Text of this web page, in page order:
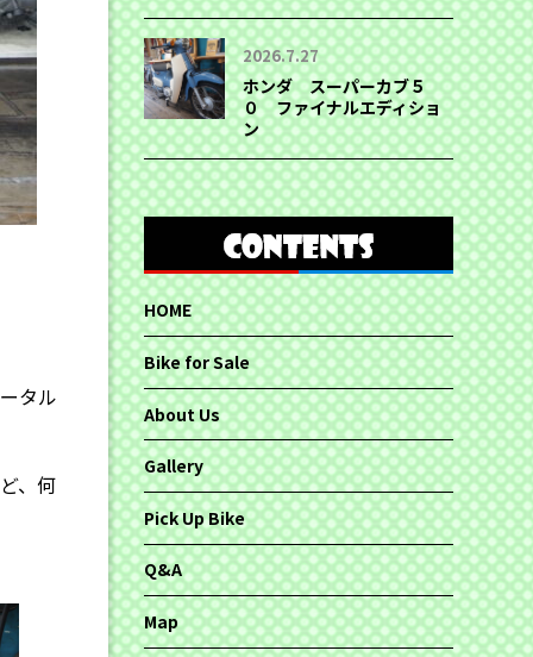
タル
、何
2026.7.27
ホンダ スーパーカブ５
０ ファイナルエディショ
ン
HOME
Bike for Sale
About Us
Gallery
Pick Up Bike
Q&A
Map